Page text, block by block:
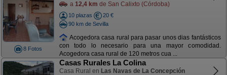
8 Fotos
a 12,4 km de San Calixto (Córdoba)
10 plazas
20 €
90 km de Sevilla
Acogedora casa rural para pasar unos dias fantásticos
con todo lo necesario para una mayor comodidad.
Acogedora casa rural de 120 metros cua ...
Casas Rurales La Colina
Casa Rural en Las Navas de La Concepción